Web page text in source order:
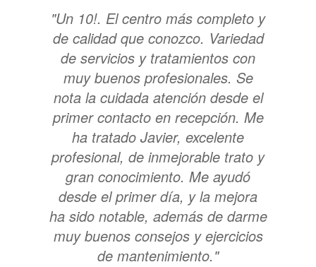
"Un 10!. El centro más completo y
de calidad que conozco. Variedad
de servicios y tratamientos con
muy buenos profesionales. Se
nota la cuidada atención desde el
primer contacto en recepción. Me
ha tratado Javier, excelente
profesional, de inmejorable trato y
gran conocimiento. Me ayudó
desde el primer día, y la mejora
ha sido notable, además de darme
muy buenos consejos y ejercicios
de mantenimiento."